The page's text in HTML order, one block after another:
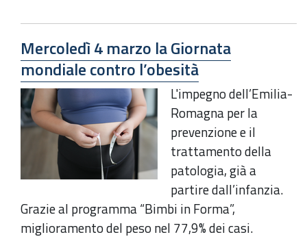
Mercoledì 4 marzo la Giornata
mondiale contro l’obesità
L'impegno dell’Emilia-
Romagna per la
prevenzione e il
trattamento della
patologia, già a
partire dall’infanzia.
Grazie al programma “Bimbi in Forma”,
miglioramento del peso nel 77,9% dei casi.